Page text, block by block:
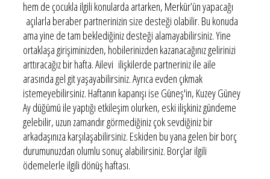
hem de çocukla ilgili konularda artarken, Merkür’ün yapacağı
açılarla beraber partnerinizin size desteği olabilir. Bu konuda
ama yine de tam beklediğiniz desteği alamayabilirsiniz. Yine
ortaklaşa girişiminizden, hobilerinizden kazanacağınız gelirinizi
arttıracağız bir hafta. Ailevi ilişkilerde partneriniz ile aile
arasında gel git yaşayabilirsiniz. Ayrıca evden çıkmak
istemeyebilirsiniz. Haftanın kapanışı ise Güneş'in, Kuzey Güney
Ay düğümü ile yaptığı etkileşim olurken, eski ilişkiniz gündeme
gelebilir, uzun zamandır görmediğiniz çok sevdiğiniz bir
arkadaşınıza karşılaşabilirsiniz. Eskiden bu yana gelen bir borç
durumunuzdan olumlu sonuç alabilirsiniz. Borçlar ilgili
ödemelerle ilgili dönüş haftası.